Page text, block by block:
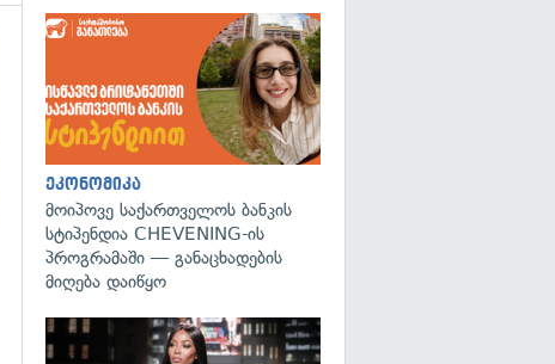
ეკონომიკა
მოიპოვე საქართველოს ბანკის
სტიპენდია CHEVENING-ის
პროგრამაში — განაცხადების
მიღება დაიწყო